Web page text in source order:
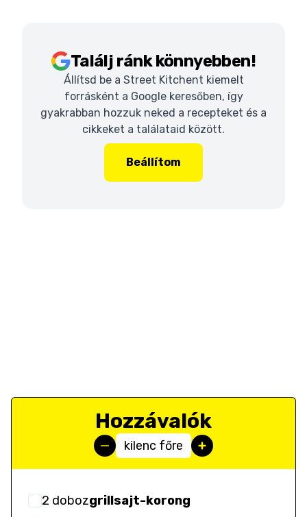
Találj ránk könnyebben!
Állítsd be a Street Kitchent kiemelt
forrásként a Google keresőben, így
gyakrabban hozzuk neked a recepteket és a
cikkeket a találataid között.
Beállítom
Hozzávalók
kilenc főre
2 dobozgrillsajt-korong